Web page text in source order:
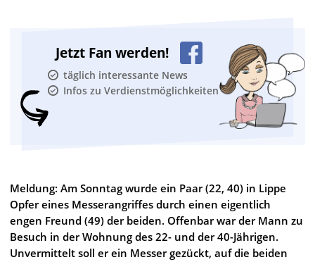
Jetzt Fan werden!
täglich interessante News
Infos zu Verdienstmöglichkeiten
Meldung: Am Sonntag wurde ein Paar (22, 40) in Lippe
Opfer eines Messerangriffes durch einen eigentlich
engen Freund (49) der beiden. Offenbar war der Mann zu
Besuch in der Wohnung des 22- und der 40-Jährigen.
Unvermittelt soll er ein Messer gezückt, auf die beiden